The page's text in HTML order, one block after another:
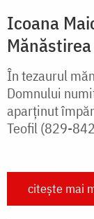
Icoana
În tezaurul
Domnului
aparţinut
Teofil (829-
citește mai